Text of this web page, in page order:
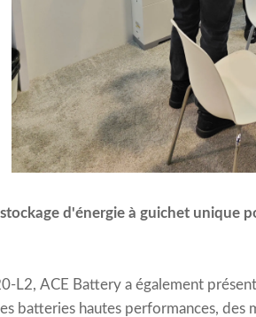
d'énergie à guichet unique
L2, ACE Battery a également
batteries hautes performances, des